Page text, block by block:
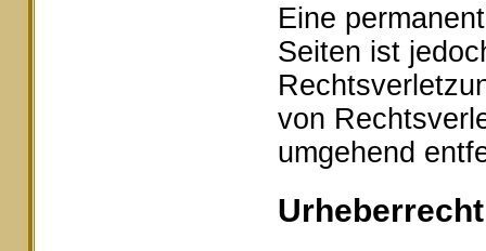
Eine
Seiten ist
von
umgehend
Urheberrecht